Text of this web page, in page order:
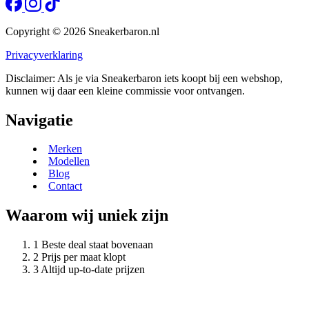
Copyright © 2026 Sneakerbaron.nl
Privacyverklaring
Disclaimer: Als je via Sneakerbaron iets koopt bij een webshop,
kunnen wij daar een kleine commissie voor ontvangen.
Navigatie
Merken
Modellen
Blog
Contact
Waarom wij uniek zijn
Beste deal staat bovenaan
Prijs per maat klopt
Altijd up-to-date prijzen